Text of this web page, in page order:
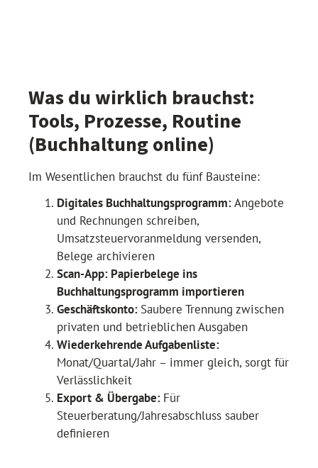
Was du wirklich brauchst:
Tools, Prozesse, Routine
(Buchhaltung online)
Im Wesentlichen brauchst du fünf Bausteine:
Digitales Buchhaltungsprogramm:Angebote
und Rechnungen schreiben,
Umsatzsteuervoranmeldung versenden,
Belege archivieren
Scan-App: Papierbelege ins
Buchhaltungsprogramm importieren
Geschäftskonto: Saubere Trennung zwischen
privaten und betrieblichen Ausgaben
Wiederkehrende Aufgabenliste:
Monat/Quartal/Jahr – immer gleich, sorgt für
Verlässlichkeit
Export & Übergabe: Für
Steuerberatung/Jahresabschluss sauber
definieren